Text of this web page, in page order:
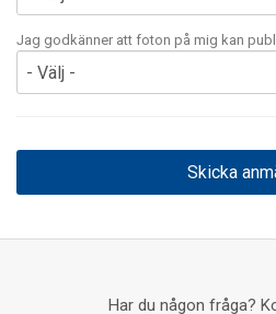
Jag godkänner att foton på mig kan
Har du någon fråga?